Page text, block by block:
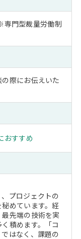
門型裁量労働制
際にお伝えいた
おすすめ
プロジェクトの
めています。経
先端の技術を実
積めます。「コ
はなく、課題の